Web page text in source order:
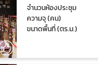
จำนวนห้องประชุม
ความจุ (คน)
ขนาดพื้นที่ (ตร.ม.)